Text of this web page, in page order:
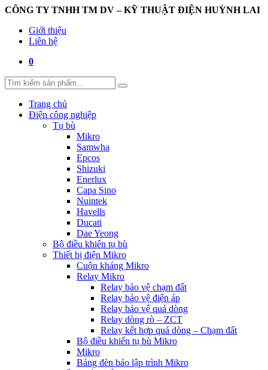
CÔNG TY TNHH TM DV – KỸ THUẬT ĐIỆN HUỲNH LAI
Giới thiệu
Liên hệ
0
Trang chủ
Điện công nghiệp
Tụ bù
Mikro
Samwha
Epcos
Shizuki
Enerlux
Capa Sino
Nuintek
Havells
Ducati
Dae Yeong
Bộ điều khiển tụ bù
Thiết bị điện Mikro
Cuộn kháng Mikro
Relay Mikro
Relay bảo vệ chạm đất
Relay bảo vệ điện áp
Relay bảo vệ quá dòng
Relay dòng rò – ZCT
Relay kết hợp quá dòng – Chạm đất
Bộ điều khiển tụ bù Mikro
Mikro
Bảng đèn báo lập trình Mikro